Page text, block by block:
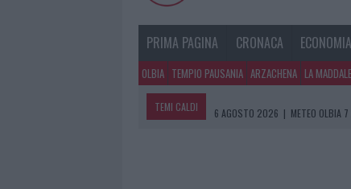
PRIMA PAGINA CRONACA ECONOMIA
OLBIA TEMPIO PAUSANIA ARZACHENA LA
TEMI CALDI 6 AGOSTO 2026 | METEO OLBIA